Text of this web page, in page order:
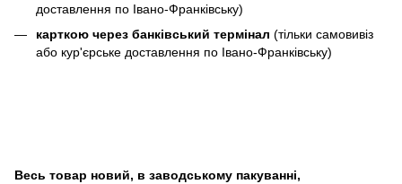
доставлення по Івано-Франківську)
карткою через банківський термінал (тільки самовивіз
або кур'єрське доставлення по Івано-Франківську)
Весь товар новий, в заводському пакуванні,